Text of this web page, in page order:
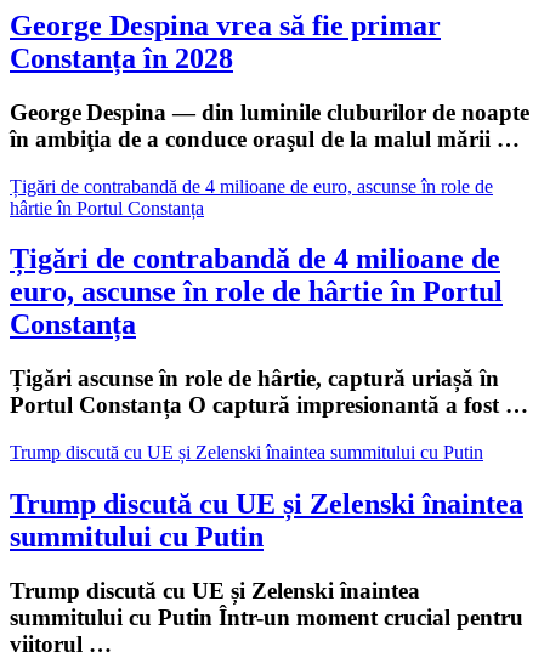
George Despina vrea să fie primar
Constanța în 2028
George Despina — din luminile cluburilor de noapte
în ambiţia de a conduce oraşul de la malul mării …
Țigări de contrabandă de 4 milioane de euro, ascunse în role de
hârtie în Portul Constanța
Țigări de contrabandă de 4 milioane de
euro, ascunse în role de hârtie în Portul
Constanța
Țigări ascunse în role de hârtie, captură uriașă în
Portul Constanța O captură impresionantă a fost …
Trump discută cu UE și Zelenski înaintea summitului cu Putin
Trump discută cu UE și Zelenski înaintea
summitului cu Putin
Trump discută cu UE și Zelenski înaintea
summitului cu Putin Într-un moment crucial pentru
viitorul …